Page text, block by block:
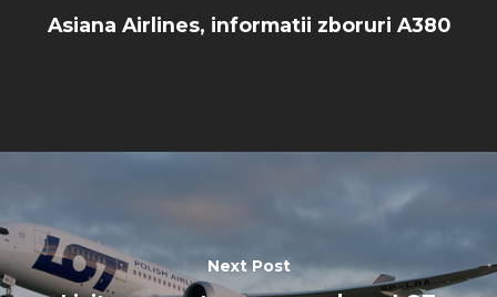
Asiana Airlines, informatii zboruri A380
Next Post